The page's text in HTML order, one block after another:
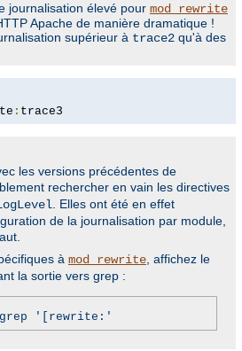
journalisation élevé pour mod_rewrite
Apache de manière dramatique !
supérieur à trace2 qu'à des
: trace3
les versions précédentes de
rechercher en vain les directives
. Elles ont été en effet
de la journalisation par module,
à mod_rewrite, affichez le
la sortie vers grep :
'[rewrite:'